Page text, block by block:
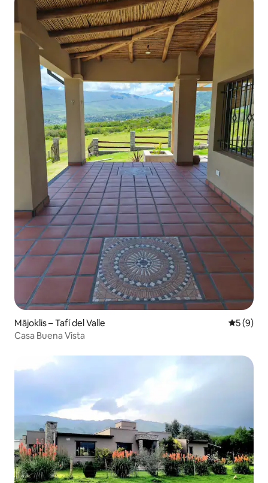
Mājoklis – Tafí del Valle Vidējais
5 (9)
Casa Buena Vista